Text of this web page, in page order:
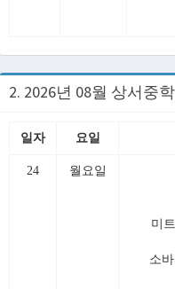
2. 2026년 08월 상서중
일자 요일
24 월요일
미
소